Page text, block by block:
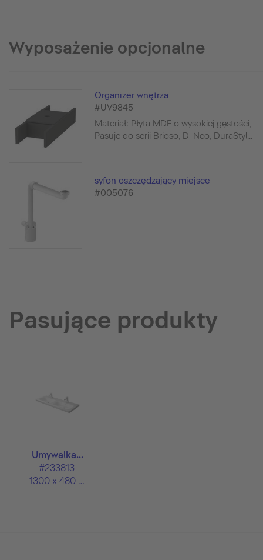
Wyposażenie opcjonalne
Organizer wnętrza
#UV9845
Materiał: Płyta MDF o wysokiej gęstości,
Pasuje do serii Brioso, D-Neo, DuraStyl...
syfon oszczędzający miejsce
#005076
Pasujące produkty
Umywalka...
#233813
1300 x 480 mm